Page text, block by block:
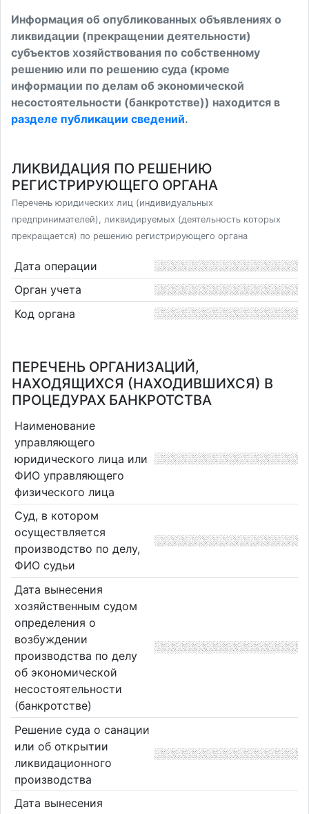
Информация об опубликованных объявлениях о
ликвидации (прекращении деятельности)
субъектов хозяйствования по собственному
решению или по решению суда (кроме
информации по делам об экономической
несостоятельности (банкротстве)) находится в
разделе публикации сведений.
ЛИКВИДАЦИЯ ПО РЕШЕНИЮ
РЕГИСТРИРУЮЩЕГО ОРГАНА
Перечень юридических лиц (индивидуальных
предпринимателей), ликвидируемых (деятельность которых
прекращается) по решению регистрирующего органа
Дата операции
Орган учета
Код органа
ПЕРЕЧЕНЬ ОРГАНИЗАЦИЙ,
НАХОДЯЩИХСЯ (НАХОДИВШИХСЯ) В
ПРОЦЕДУРАХ БАНКРОТСТВА
Наименование
управляющего
юридического лица или
ФИО управляющего
физического лица
Суд, в котором
осуществляется
производство по делу,
ФИО судьи
Дата вынесения
хозяйственным судом
определения о
возбуждении
производства по делу
об экономической
несостоятельности
(банкротстве)
Решение суда о санации
или об открытии
ликвидационного
производства
Дата вынесения